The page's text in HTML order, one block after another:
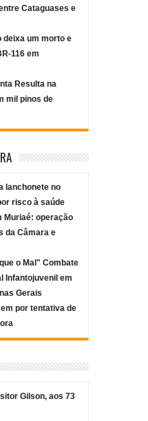
Cataguases e
deixa um morto e
116 em
Resulta na
mil pinos de
lanchonete no
risco à saúde
Muriaé: operação
da Câmara e
o Mal" Combate
Infantojuvenil em
Gerais
por tentativa de
Gilson, aos 73